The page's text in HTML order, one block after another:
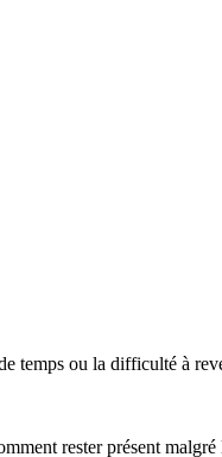
temps ou la difficulté à
rester présent malgré